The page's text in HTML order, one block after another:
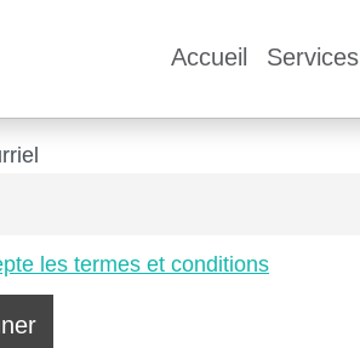
Accueil Services
les termes et conditions